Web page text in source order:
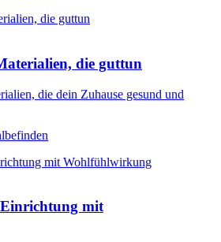
die guttun
die dein Zuhause gesund und
mit